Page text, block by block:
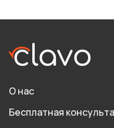
О нас
Бесплатная